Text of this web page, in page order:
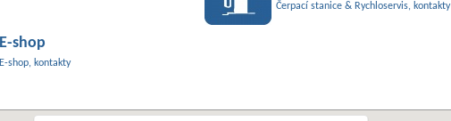
Čerpací stanice & Rychloservis, kontakty
E-shop
E-shop, kontakty